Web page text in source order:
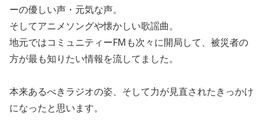
ーの優しい声・元気な声。
そしてアニメソングや懐かしい歌謡曲。
地元ではコミュニティーFMも次々に開局して、被災者の
方が最も知りたい情報を流してました。
本来あるべきラジオの姿、そして力が見直されたきっかけ
になったと思います。